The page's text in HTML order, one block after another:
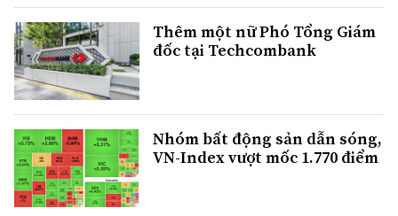
Thêm một nữ Phó Tổng Giám
đốc tại Techcombank
Nhóm bất động sản dẫn sóng,
VN-Index vượt mốc 1.770 điểm